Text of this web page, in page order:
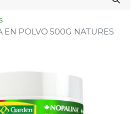
EN POLVO 500G NATURES